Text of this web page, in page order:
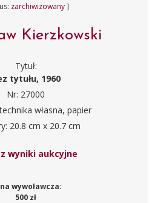
zarchiwizowany]
Kierzkowski
Tytuł:
tytułu, 1960
Nr: 27000
własna, papier
20.8 cm x 20.7 cm
wyniki aukcyjne
wywoławcza:
500 zł